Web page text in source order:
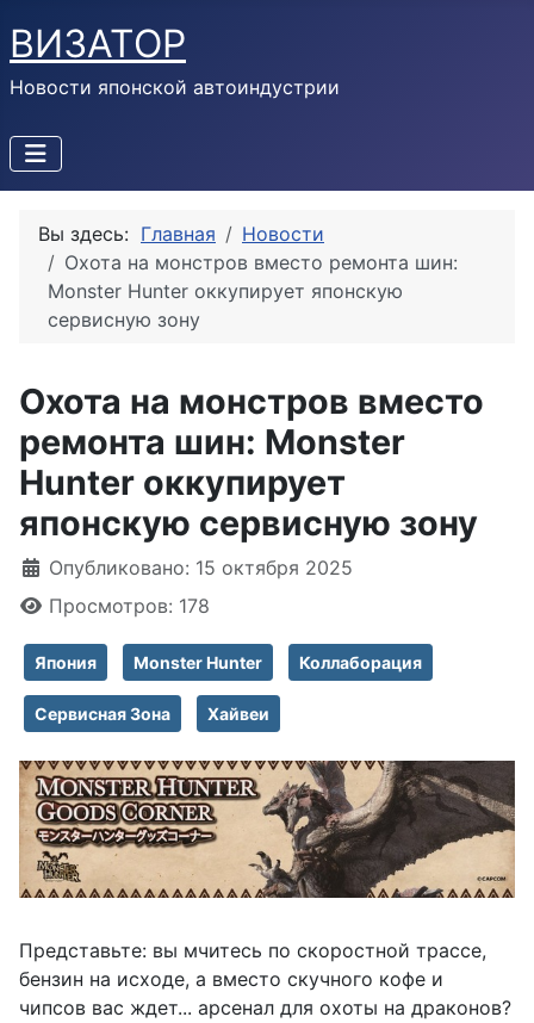
ВИЗАТОР
Новости японской автоиндустрии
Вы здесь: Главная
Новости
Охота на монстров вместо ремонта шин:
Monster Hunter оккупирует японскую
сервисную зону
Охота на монстров вместо
ремонта шин: Monster
Hunter оккупирует
японскую сервисную зону
Информация о материале
Опубликовано: 15 октября 2025
Просмотров: 178
Япония Monster Hunter Коллаборация
Сервисная Зона Хайвеи
Представьте: вы мчитесь по скоростной трассе,
бензин на исходе, а вместо скучного кофе и
чипсов вас ждет... арсенал для охоты на драконов?